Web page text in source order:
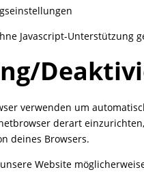
Javascript-
verwenden um
derart
deines Browsers.
Website